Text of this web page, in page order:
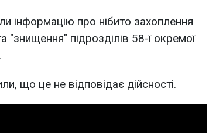
інформацію про нібито захоплення
"знищення" підрозділів 58-ї окремої
що це не відповідає дійсності.